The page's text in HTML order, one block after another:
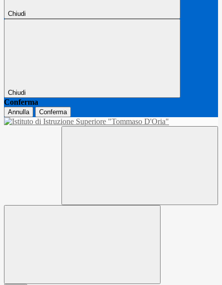
Chiudi
Chiudi
Conferma
Annulla Conferma